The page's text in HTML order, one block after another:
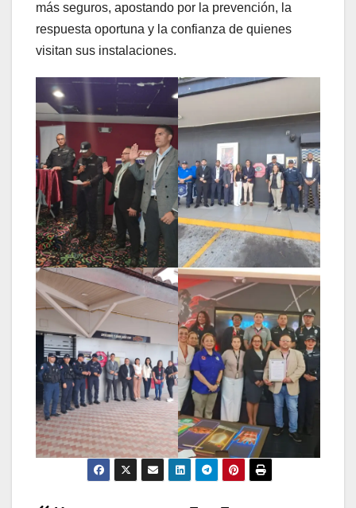
más seguros, apostando por la prevención, la
respuesta oportuna y la confianza de quienes
visitan sus instalaciones.